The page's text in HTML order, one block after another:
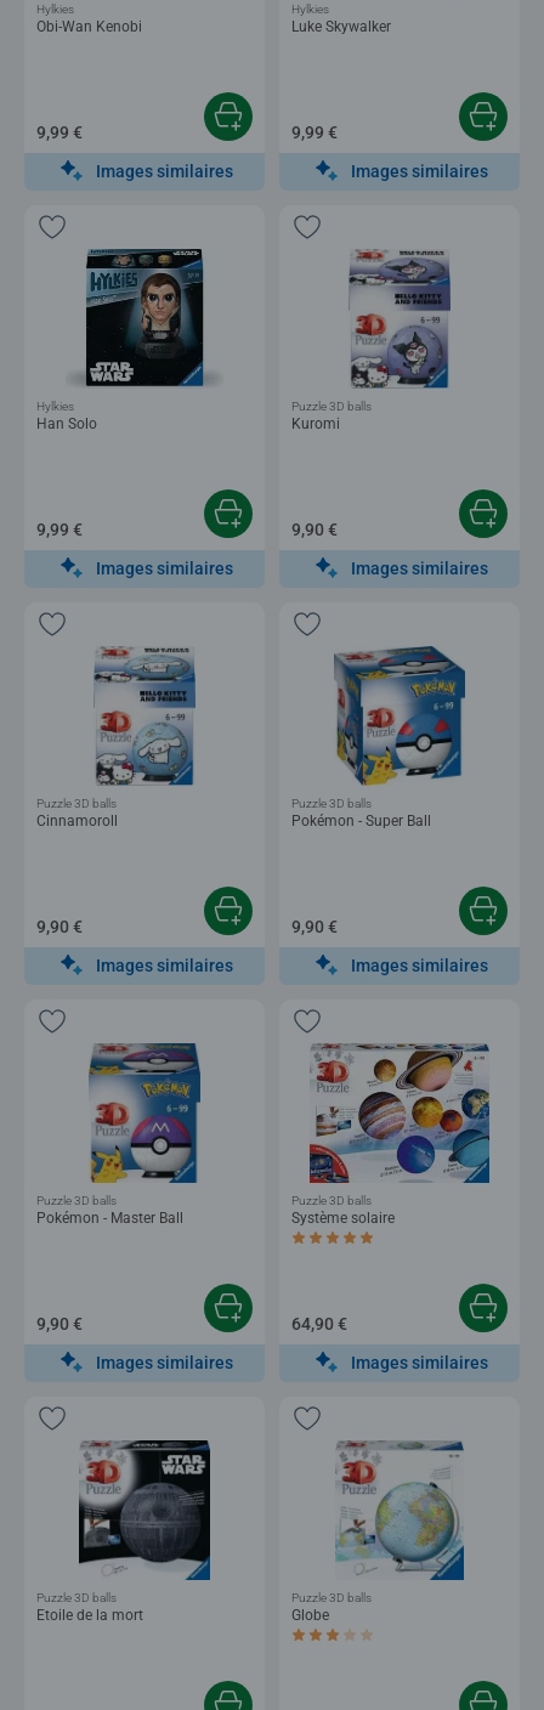
Obi-Wan Kenobi
Hylkies
9,99 €
Images similaires
Luke Skywalker
Hylkies
9,99 €
Images similaires
Han Solo
Hylkies
9,99 €
Images similaires
Kuromi
Puzzle 3D balls
9,90 €
Images similaires
Cinnamoroll
Puzzle 3D balls
9,90 €
Images similaires
Pokémon - Super Ball
Puzzle 3D balls
9,90 €
Images similaires
Pokémon - Master Ball
Puzzle 3D balls
9,90 €
Images similaires
Système solaire
Average rating 5,0 out of 5 stars.
Puzzle 3D balls
64,90 €
Images similaires
Etoile de la mort
Puzzle 3D balls
Globe
Average rating 3,0 out of 5 stars.
Puzzle 3D balls